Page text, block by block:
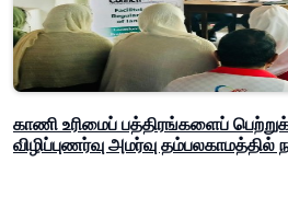
காணி உரிமைப் பத்திரங்களைப்
விழிப்புணர்வு அமர்வு தம்பலகாமத்தில்